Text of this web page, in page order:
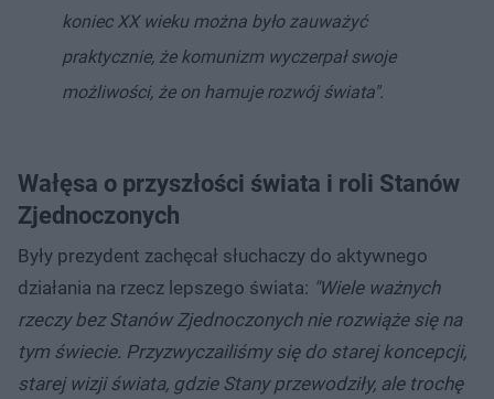
koniec XX wieku można było zauważyć
praktycznie, że komunizm wyczerpał swoje
możliwości, że on hamuje rozwój świata".
Wałęsa o przyszłości świata i roli Stanów
Zjednoczonych
Były prezydent zachęcał słuchaczy do aktywnego
działania na rzecz lepszego świata: "Wiele ważnych
rzeczy bez Stanów Zjednoczonych nie rozwiąże się na
tym świecie. Przyzwyczailiśmy się do starej koncepcji,
starej wizji świata, gdzie Stany przewodziły, ale trochę